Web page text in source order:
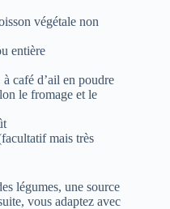
végétale non
entière
à café d’ail en poudre
le fromage et le
mais très
légumes, une source
vous adaptez avec